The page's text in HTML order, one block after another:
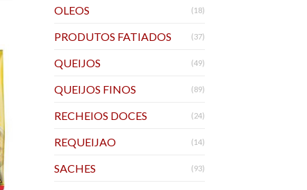
OLEOS (18)
PRODUTOS FATIADOS (37)
QUEIJOS (49)
QUEIJOS FINOS (89)
RECHEIOS DOCES (24)
REQUEIJAO (14)
SACHES (93)